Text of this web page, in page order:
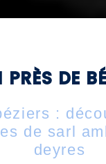
DE
:
de sarl
deyres